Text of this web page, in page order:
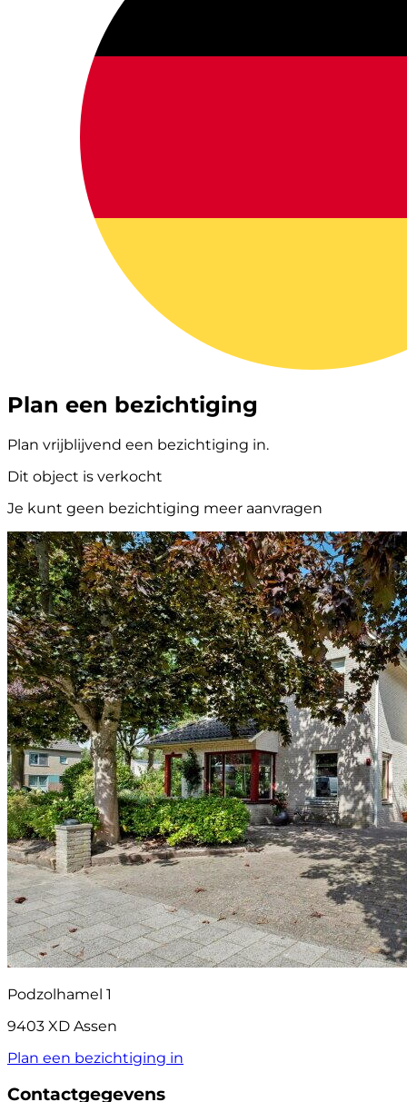
Plan een bezichtiging
Plan vrijblijvend een bezichtiging in.
Dit object is verkocht
Je kunt geen bezichtiging meer aanvragen
Podzolhamel 1
9403 XD Assen
Plan een bezichtiging in
Contactgegevens